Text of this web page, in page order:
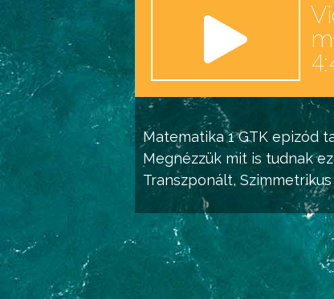
Matematika 1 GTK epizód
Megnézzük mit is tudnak
Transzponált,